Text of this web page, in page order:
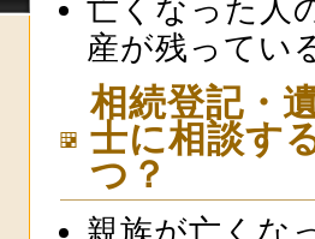
亡くなった人
産が残ってい
相続登記・
士に相談す
つ？
親族が亡くな